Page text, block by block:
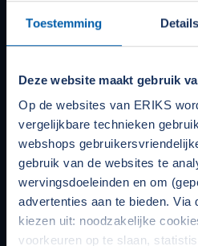
Toestemming Details
Deze website maakt gebruik
Op de websites van ERIKS
vergelijkbare technieken
webshops
gebruik van de websites te
wervingsdoeleinden en om
advertenties aan te bieden. Via
kiezen uit: noodzakelijke
voorkeuren op te slaan,
Productie & assemblage
ERIKS beschikt over een breed
produceren allerhande zeer
maatwerkproducten.
productieproces of voor
brengt. In Nederland hebben
productielocaties voor quick
tot grote series.
Lees verder